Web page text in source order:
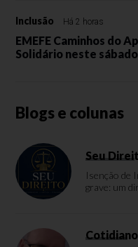
Inclusão Há 2 horas
EMEFE Caminhos do
Solidário neste sábado
Blogs e colunas
Seu
Isenção de
grave: um
Cotidiano